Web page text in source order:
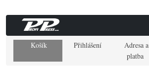
Košík Přihlášení
Adresa a
platba